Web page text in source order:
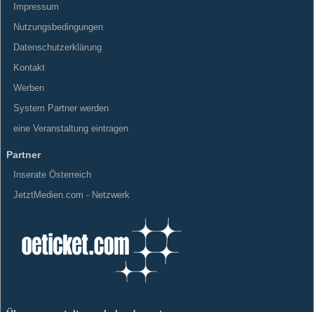
Impressum
Nutzungsbedingungen
Datenschutzerklärung
Kontakt
Werben
System Partner werden
eine Veranstaltung eintragen
Partner
Inserate Österreich
JetztMedien.com - Netzwerk